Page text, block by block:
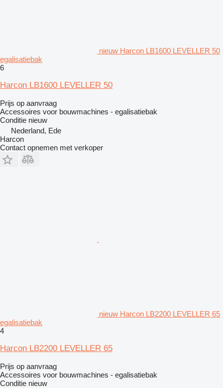
nieuw Harcon LB1600 LEVELLER 50
egalisatiebak
6
Harcon LB1600 LEVELLER 50
Prijs op aanvraag
Accessoires voor bouwmachines - egalisatiebak
Conditie nieuw
Nederland, Ede
Harcon
Contact opnemen met verkoper
nieuw Harcon LB2200 LEVELLER 65
egalisatiebak
4
Harcon LB2200 LEVELLER 65
Prijs op aanvraag
Accessoires voor bouwmachines - egalisatiebak
Conditie nieuw